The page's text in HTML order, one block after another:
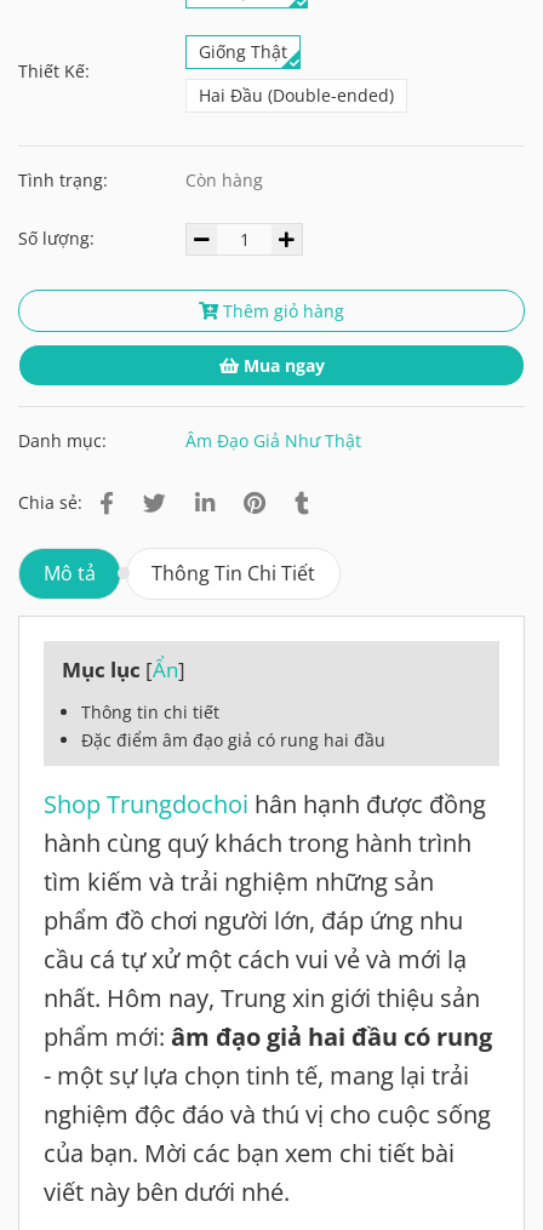
Thiết Kế:
Giống Thật
Hai Đầu (Double-ended)
Tình trạng: Còn hàng
Số lượng:
Thêm giỏ hàng
Mua ngay
Danh mục: Âm Đạo Giả Như Thật
Chia sẻ:
Mô tả Thông Tin Chi Tiết
Mục lục [Ẩn]
Thông tin chi tiết
Đặc điểm âm đạo giả có rung hai đầu
Shop Trungdochoi hân hạnh được đồng
hành cùng quý khách trong hành trình
tìm kiếm và trải nghiệm những sản
phẩm đồ chơi người lớn, đáp ứng nhu
cầu cá tự xử một cách vui vẻ và mới lạ
nhất. Hôm nay, Trung xin giới thiệu sản
phẩm mới: âm đạo giả hai đầu có rung
- một sự lựa chọn tinh tế, mang lại trải
nghiệm độc đáo và thú vị cho cuộc sống
của bạn. Mời các bạn xem chi tiết bài
viết này bên dưới nhé.